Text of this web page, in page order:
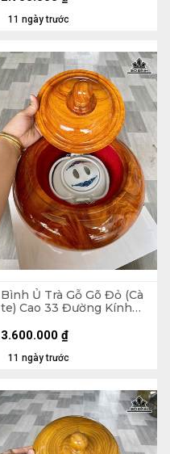
11 ngày trước
Bình Ủ Trà Gỗ Gõ Đỏ (Cà
te) Cao 33 Đường Kính
Lít
11 ngày trước
3.600.000 ₫